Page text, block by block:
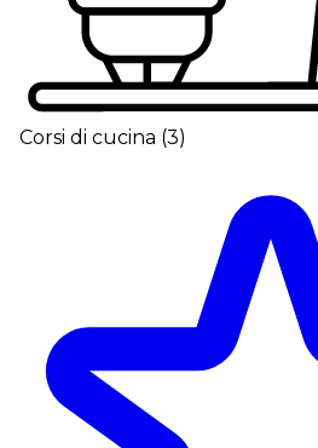
Corsi di cucina (3)